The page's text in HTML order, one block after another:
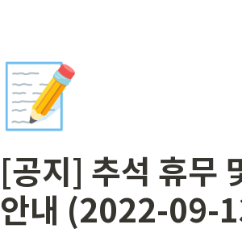
📝
[공지] 추석 휴무
안내 (2022-09-